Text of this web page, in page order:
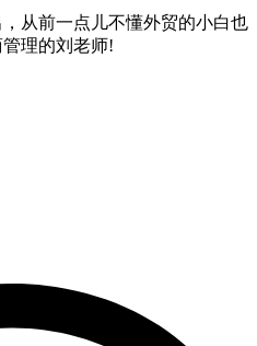
从前一点儿不懂外贸的小白也
理的刘老师!